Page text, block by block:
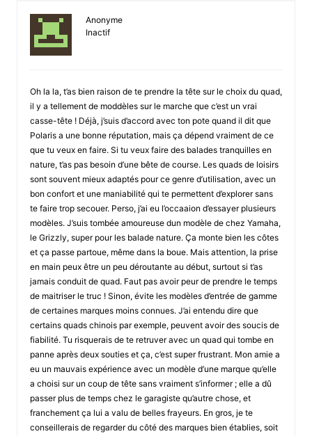
Anonyme
Inactif
Oh la la, t’as bien raison de te prendre la tête sur le choix du quad,
il y a tellement de moddèles sur le marche que c’est un vrai
casse-tête ! Déjà, j’suis d’accord avec ton pote quand il dit que
Polaris a une bonne réputation, mais ça dépend vraiment de ce
que tu veux en faire. Si tu veux faire des balades tranquilles en
nature, t’as pas besoin d’une bête de course. Les quads de loisirs
sont souvent mieux adaptés pour ce genre d’utilisation, avec un
bon confort et une maniabilité qui te permettent d’explorer sans
te faire trop secouer. Perso, j’ai eu l’occaaion d’essayer plusieurs
modèles. J’suis tombée amoureuse dun modèle de chez Yamaha,
le Grizzly, super pour les balade nature. Ça monte bien les côtes
et ça passe partoue, même dans la boue. Mais attention, la prise
en main peux être un peu déroutante au début, surtout si t’as
jamais conduit de quad. Faut pas avoir peur de prendre le temps
de maitriser le truc ! Sinon, évite les modèles d’entrée de gamme
de certaines marques moins connues. J’ai entendu dire que
certains quads chinois par exemple, peuvent avoir des soucis de
fiabilité. Tu risquerais de te retruver avec un quad qui tombe en
panne après deux souties et ça, c’est super frustrant. Mon amie a
eu un mauvais expérience avec un modèle d’une marque qu’elle
a choisi sur un coup de tête sans vraiment s’informer ; elle a dû
passer plus de temps chez le garagiste qu’autre chose, et
franchement ça lui a valu de belles frayeurs. En gros, je te
conseillerais de regarder du côté des marques bien établies, soit